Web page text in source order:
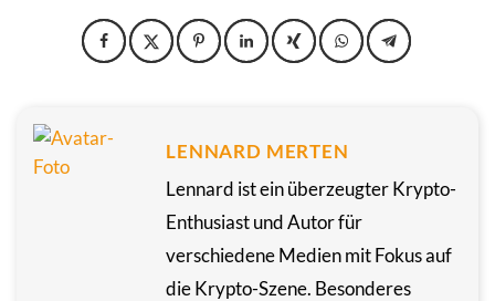
LENNARD MERTEN
Lennard ist ein überzeugter Krypto-
Enthusiast und Autor für
verschiedene Medien mit Fokus auf
die Krypto-Szene. Besonderes